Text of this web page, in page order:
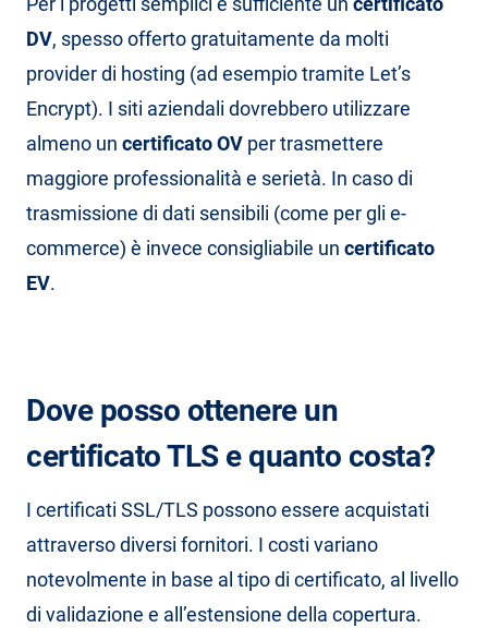
DV, spesso offerto gratuitamente da molti
provider di hosting (ad esempio tramite Let’s
Encrypt). I siti aziendali dovrebbero utilizzare
almeno un certificato OV per trasmettere
maggiore professionalità e serietà. In caso di
trasmissione di dati sensibili (come per gli e-
commerce) è invece consigliabile un certificato
EV.
Dove posso ottenere un
certificato TLS e quanto costa?
I certificati SSL/TLS possono essere acquistati
attraverso diversi fornitori. I costi variano
notevolmente in base al tipo di certificato, al livello
di validazione e all’estensione della copertura.